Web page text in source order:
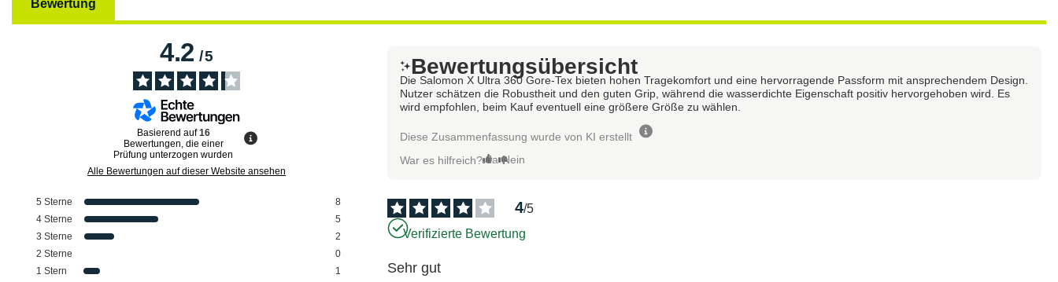
Bewertung
4.2/5
Basierend auf16
Bewertungen, die einer
Prüfung unterzogen wurden
Alle Bewertungen auf dieser Website ansehen
5 Sterne
8
4 Sterne
5
3 Sterne
2
2 Sterne
0
1 Stern 1
Bewertungsübersicht
Die Salomon X Ultra 360 Gore-Tex bieten hohen Tragekomfort und eine hervorragende Passform mit ansprechendem Design.
Nutzer schätzen die Robustheit und den guten Grip, während die wasserdichte Eigenschaft positiv hervorgehoben wird. Es
wird empfohlen, beim Kauf eventuell eine größere Größe zu wählen.
Diese Zusammenfassung wurde von KI erstellt
War es hilfreich? Ja Nein
4/5
Verifizierte Bewertung
Sehr gut